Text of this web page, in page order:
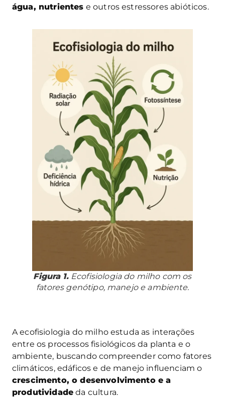
água, nutrientes e outros estressores abióticos.
Figura 1.Ecofisiologia do milho com os
fatores genótipo, manejo e ambiente.
A ecofisiologia do milho estuda as interações
entre os processos fisiológicos da planta e o
ambiente, buscando compreender como fatores
climáticos, edáficos e de manejo influenciam o
crescimento, o desenvolvimento e a
produtividade da cultura.